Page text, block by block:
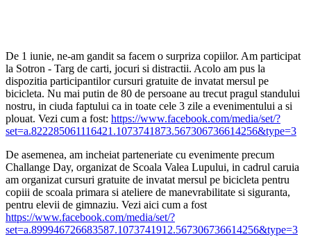
De 1 iunie, ne-am gandit sa facem o surpriza copiilor. Am participat
la Sotron - Targ de carti, jocuri si distractii. Acolo am pus la
dispozitia participantilor cursuri gratuite de invatat mersul pe
bicicleta. Nu mai putin de 80 de persoane au trecut pragul standului
nostru, in ciuda faptului ca in toate cele 3 zile a evenimentului a si
plouat. Vezi cum a fost: https://www.facebook.com/media/set/?
set=a.822285061116421.1073741873.567306736614256&type=3
De asemenea, am incheiat parteneriate cu evenimente precum
Challange Day, organizat de Scoala Valea Lupului, in cadrul caruia
am organizat cursuri gratuite de invatat mersul pe bicicleta pentru
copiii de scoala primara si ateliere de manevrabilitate si siguranta,
pentru elevii de gimnaziu. Vezi aici cum a fost
https://www.facebook.com/media/set/?
set=a.899946726683587.1073741912.567306736614256&type=3